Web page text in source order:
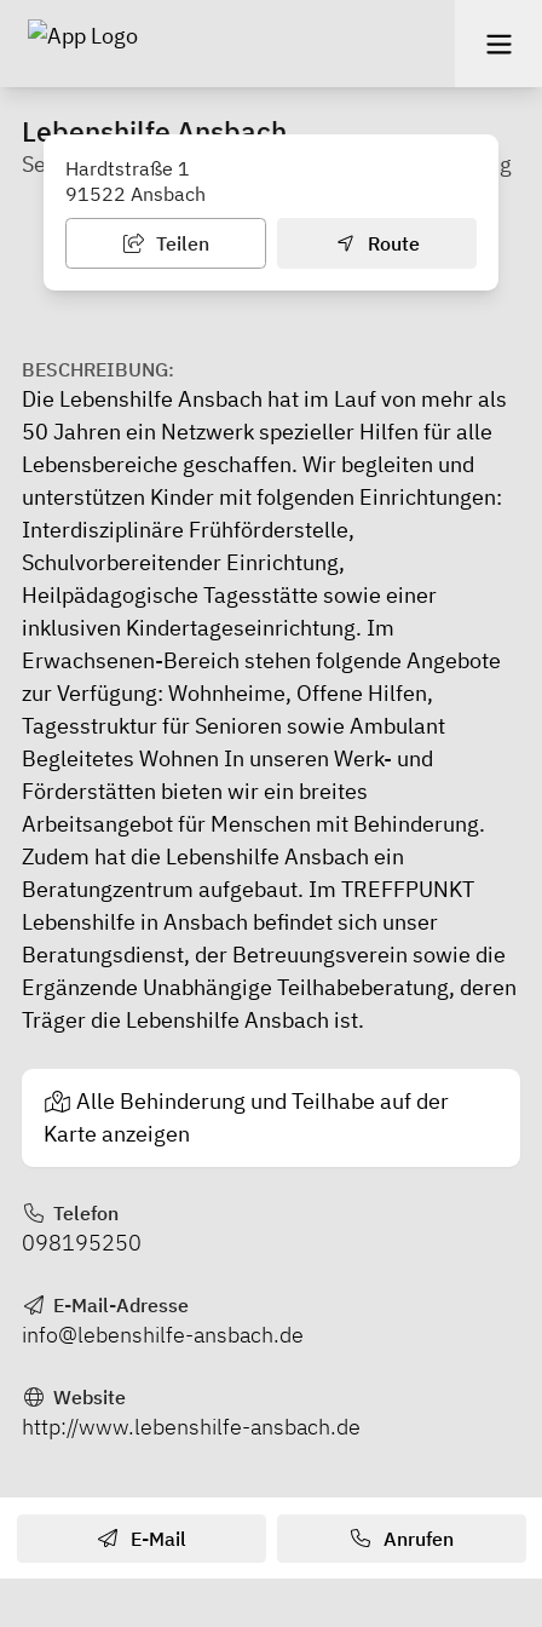
Lebenshilfe Ansbach
Selbsthilfeverband für Menschen mit Behinderung
Hardtstraße 1
91522 Ansbach
Teilen Route
BESCHREIBUNG:
Die Lebenshilfe Ansbach hat im Lauf von mehr als
50 Jahren ein Netzwerk spezieller Hilfen für alle
Lebensbereiche geschaffen. Wir begleiten und
unterstützen Kinder mit folgenden Einrichtungen:
Interdisziplinäre Frühförderstelle,
Schulvorbereitender Einrichtung,
Heilpädagogische Tagesstätte sowie einer
inklusiven Kindertageseinrichtung. Im
Erwachsenen-Bereich stehen folgende Angebote
zur Verfügung: Wohnheime, Offene Hilfen,
Tagesstruktur für Senioren sowie Ambulant
Begleitetes Wohnen In unseren Werk- und
Förderstätten bieten wir ein breites
Arbeitsangebot für Menschen mit Behinderung.
Zudem hat die Lebenshilfe Ansbach ein
Beratungzentrum aufgebaut. Im TREFFPUNKT
Lebenshilfe in Ansbach befindet sich unser
Beratungsdienst, der Betreuungsverein sowie die
Ergänzende Unabhängige Teilhabeberatung, deren
Träger die Lebenshilfe Ansbach ist.
Alle Behinderung und Teilhabe auf der
Karte anzeigen
Telefon
098195250
E-Mail-Adresse
info@lebenshilfe-ansbach.de
Website
http://www.lebenshilfe-ansbach.de
E-Mail Anrufen